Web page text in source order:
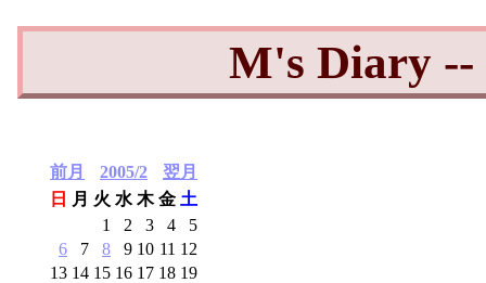
M's Diary --
前月 2005/2
翌月
日
月 火 水 木 金 土
1
2 3 4
5
6
7 8 9 10 11 12
13 14 15 16 17 18 19